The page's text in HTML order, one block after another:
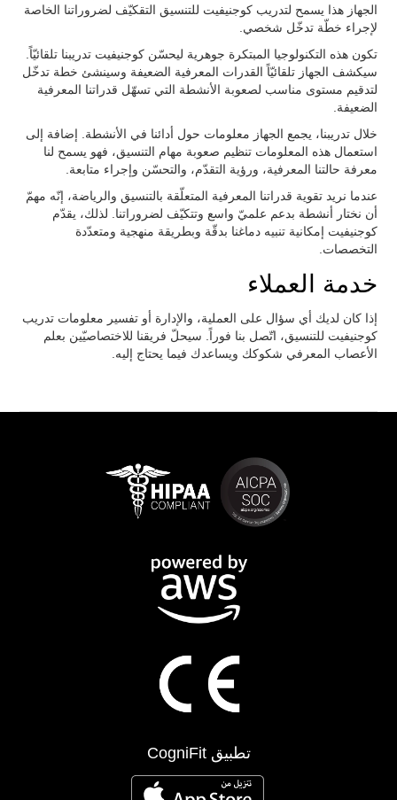
الجهاز هذا يسمح لتدريب كوجنيفيت للتنسيق التقكيّف لضروراتنا الخاصة
لإجراء خطّة تدخّل شخصي.
تكون هذه التكنولوجيا المبتكرة جوهرية ليحسّن كوجنيفيت تدريبنا تلقائيّاً.
سيكشف الجهاز تلقائيّاً القدرات المعرفية الضعيفة وسينشئ خطة تدخّل
لتدقيم مستوى مناسب لصعوبة الأنشطة التي تسهّل قدراتنا المعرفية
الضعيفة.
خلال تدريبنا، يجمع الجهاز معلومات حول أدائنا في الأنشطة. إضافة إلى
استعمال هذه المعلومات تنظيم صعوبة مهام التنسيق، فهو يسمح لنا
معرفة حالتنا المعرفية، ورؤية التقدّم، والتحسّن وإجراء متابعة.
عندما نريد تقوية قدراتنا المعرفية المتعلّقة بالتنسيق والرياضة، إنّه مهمّ
أن نختار أنشطة بدعم علميّ واسع وتتكيّف لضروراتنا. لذلك، يقدّم
كوجنيفيت إمكانية تنبيه دماغنا بدقّة وبطريقة منهجية ومتعدّدة
التخصصات.
خدمة العملاء
إذا كان لديك أي سؤال على العملية، والإدارة أو تفسير معلومات تدريب
كوجنيفيت للتنسيق، اتّصل بنا فوراً. سيحلّ فريقنا للاختصاصيّين بعلم
الأعصاب المعرفي شكوكك ويساعدك فيما يحتاج إليه.
تطبيق CogniFit